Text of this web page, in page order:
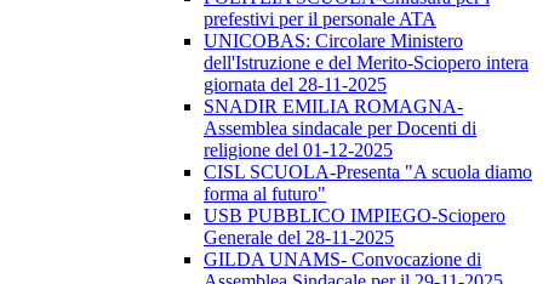
prefestivi per il personale ATA
UNICOBAS: Circolare Ministero
dell'Istruzione e del Merito-Sciopero intera
giornata del 28-11-2025
SNADIR EMILIA ROMAGNA-
Assemblea sindacale per Docenti di
religione del 01-12-2025
CISL SCUOLA-Presenta "A scuola diamo
forma al futuro"
USB PUBBLICO IMPIEGO-Sciopero
Generale del 28-11-2025
GILDA UNAMS- Convocazione di